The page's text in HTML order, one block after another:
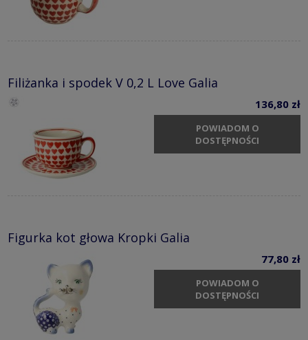
Filiżanka i spodek V 0,2 L Love Galia
136,80 zł
POWIADOM O
DOSTĘPNOŚCI
Figurka kot głowa Kropki Galia
77,80 zł
POWIADOM O
DOSTĘPNOŚCI